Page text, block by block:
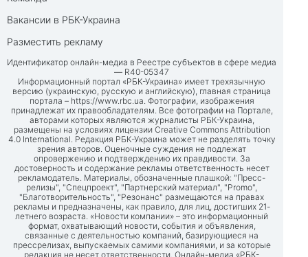
Вакансии в РБК-Украина
Разместить рекламу
Идентификатор онлайн-медиа в Реестре субъектов в сфере медиа
— R40-05347
Информационный портал «РБК-Украина» имеет трехязычную
версию (украинскую, русскую и английскую), главная страница
портала – https://www.rbc.ua . Фотографии, изображения
принадлежат их правообладателям. Все фотографии на Портале,
авторами которых являются журналисты РБК-Украина,
размещены на условиях лицензии Creative Commons Attribution
4.0 International. Редакция РБК-Украина может не разделять точку
зрения авторов. Оценочные суждения не подлежат
опровержению и подтверждению их правдивости. За
достоверность и содержание рекламы ответственность несет
рекламодатель. Материалы, обозначенные плашкой: "Пресс-
релизы", "Спецпроект", "Партнерский материал", "Promo",
"Благотворительность", "Резонанс" размещаются на правах
рекламы и предназначены, как правило, для лиц, достигших 21-
летнего возраста. «Новости компании» – это информационный
формат, охватывающий новости, события и объявления,
связанные с деятельностью компаний, базирующиеся на
прессрелизах, выпускаемых самими компаниями, и за которые
редакция не несет ответственности. Онлайн-медиа «РБК-